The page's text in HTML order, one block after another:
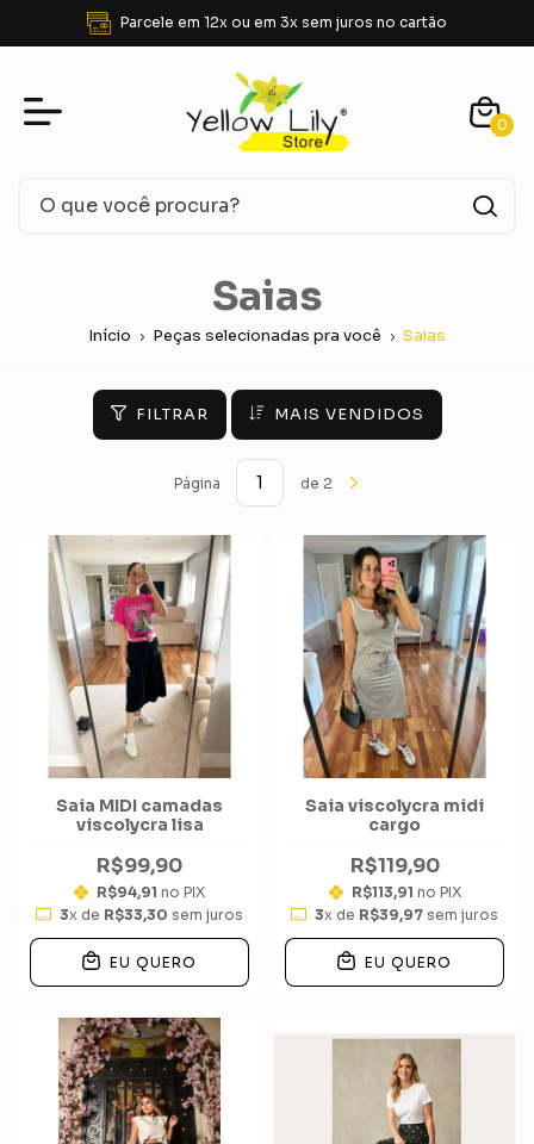
Parcele em 12x ou em 3x sem juros no cartão
0
Saias
Início Peças selecionadas pra você Saias
FILTRAR MAIS VENDIDOS
Página de 2
Saia MIDI camadas
viscolycra lisa
R$99,90
R$94,91 no PIX
3x de R$33,30 sem juros
EU QUERO
Saia viscolycra midi
cargo
R$119,90
R$113,91 no PIX
3x de R$39,97 sem juros
EU QUERO